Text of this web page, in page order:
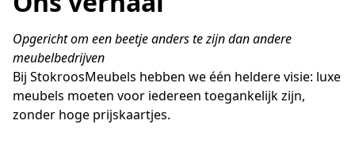
Opgericht om een beetje anders te zijn dan andere
meubelbedrijven
Bij StokroosMeubels hebben we één heldere visie: luxe
meubels moeten voor iedereen toegankelijk zijn,
zonder hoge prijskaartjes.